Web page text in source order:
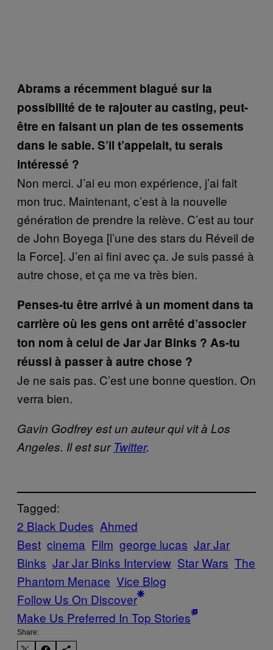
Abrams a récemment blagué sur la
possibilité de te rajouter au casting, peut-
être en faisant un plan de tes ossements
dans le sable. S’il t’appelait, tu serais
intéressé ?
Non merci. J’ai eu mon expérience, j’ai fait
mon truc. Maintenant, c’est à la nouvelle
génération de prendre la relève. C’est au tour
de John Boyega [l’une des stars du Réveil de
la Force]. J’en ai fini avec ça. Je suis passé à
autre chose, et ça me va très bien.
Penses-tu être arrivé à un moment dans ta
carrière où les gens ont arrêté d’associer
ton nom à celui de Jar Jar Binks ? As-tu
réussi à passer à autre chose ?
Je ne sais pas. C’est une bonne question. On
verra bien.
Gavin Godfrey est un auteur qui vit à Los
Angeles. Il est surTwitter.
Tagged:
2 Black Dudes Ahmed
Best cinema Film george lucas Jar Jar
Binks Jar Jar Binks Interview Star Wars The
Phantom Menace Vice Blog
Follow Us On Discover
Make Us Preferred In Top Stories
Share: